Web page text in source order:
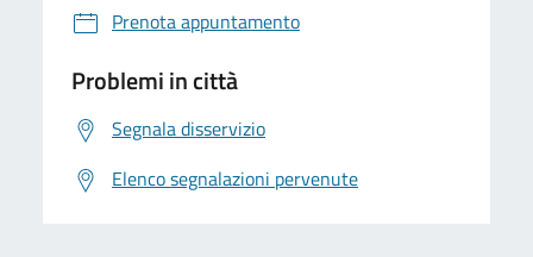
Prenota appuntamento
Problemi in città
Segnala disservizio
Elenco segnalazioni pervenute